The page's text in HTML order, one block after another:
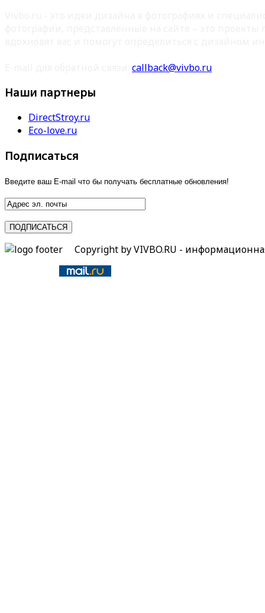
callback@vivbo.ru
Наши партнеры
DirectStroy.ru
Eco-love.ru
Подписаться
Введите ваш E-mail что бы получать бесплатные обновления!
Copyright by VIVBO.RU -